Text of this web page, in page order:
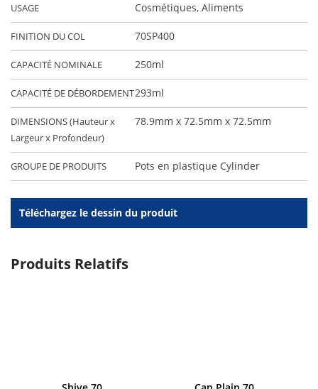
Téléchargez le dessin du produit
USAGE Cosmétiques, Aliments
FINITION DU COL 70SP400
CAPACITÉ NOMINALE 250ml
CAPACITÉ DE DÉBORDEMENT293ml
DIMENSIONS (Hauteur x
Largeur x Profondeur)
78.9mm x 72.5mm x 72.5mm
GROUPE DE PRODUITS Pots en plastique Cylinder
Produits Relatifs